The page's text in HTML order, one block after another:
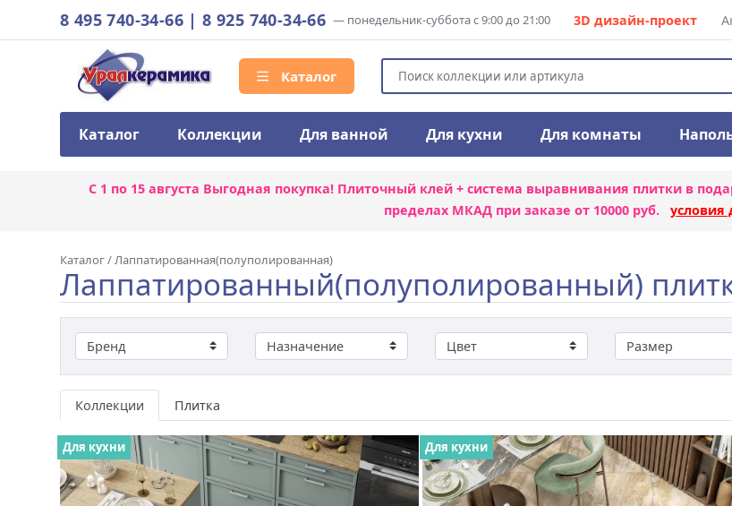
8 495 740-34-66 |8 925 740-34-66 — понедельник-суббота с 9:00 до 21:00 3D дизайн-проект
Каталог
Каталог Коллекции Для ванной Для кухни Для комнаты
С 1 по 15 августа Выгодная покупка! Плиточный клей + система выравнивания плиткив
пределах МКАД при заказе от 10000 руб. условия
Каталог/Лаппатированная(полуполированная)
Лаппатированный(полуполированный)
Коллекции Плитка
Для кухни Для кухни